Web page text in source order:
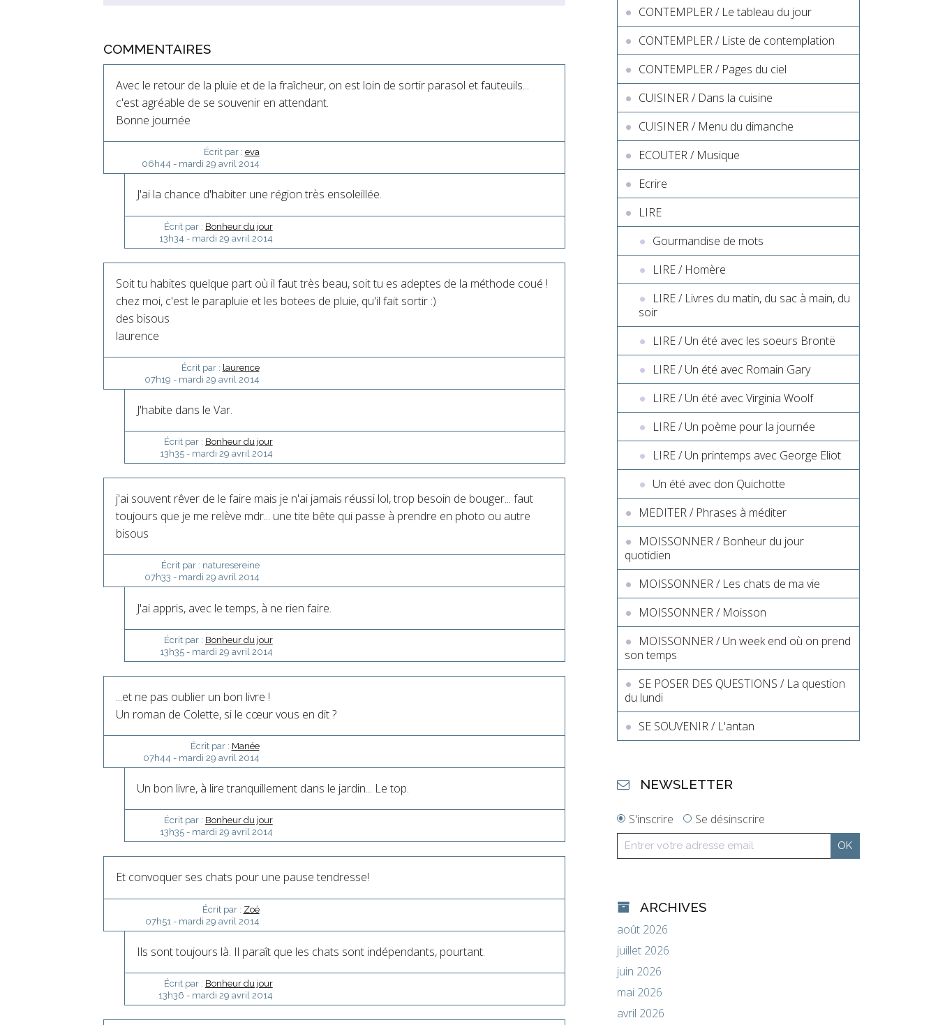
COMMENTAIRES
Avec le retour de la pluie et de la fraîcheur, on est loin de sortir parasol et fauteuils...
c'est agréable de se souvenir en attendant.
Bonne journée
Écrit par : eva
06h44 - mardi 29 avril 2014
J'ai la chance d'habiter une région très ensoleillée.
Écrit par : Bonheur du jour
13h34 - mardi 29 avril 2014
Soit tu habites quelque part où il faut très beau, soit tu es adeptes de la méthode coué !
chez moi, c'est le parapluie et les botees de pluie, qu'il fait sortir :)
des bisous
laurence
Écrit par : laurence
07h19 - mardi 29 avril 2014
J'habite dans le Var.
Écrit par : Bonheur du jour
13h35- mardi 29 avril 2014
j'ai souvent rêver de le faire mais je n'ai jamais réussi lol, trop besoin de bouger... faut
toujours que je me relève mdr... une tite bête qui passe à prendre en photo ou autre
bisous
Écrit par : naturesereine
07h33 - mardi 29 avril 2014
J'ai appris, avec le temps, à ne rien faire.
Écrit par : Bonheur du jour
13h35- mardi 29 avril 2014
...et ne pas oublier un bon livre !
Un roman de Colette, si le cœur vous en dit ?
Écrit par : Manée
07h44 - mardi 29 avril 2014
Un bon livre, à lire tranquillement dans le jardin... Le top.
Écrit par : Bonheur du jour
13h35- mardi 29 avril 2014
Et convoquer ses chats pour une pause tendresse!
Écrit par : Zoé
07h51 - mardi 29 avril 2014
Ils sont toujours là. Il paraît que les chats sont indépendants, pourtant.
Écrit par : Bonheur du jour
13h36 - mardi 29 avril 2014
CONTEMPLER / Le tableau du jour
CONTEMPLER / Liste de contemplation
CONTEMPLER / Pages du ciel
CUISINER / Dans la cuisine
CUISINER / Menu du dimanche
ECOUTER / Musique
Ecrire
LIRE
Gourmandise de mots
LIRE / Homère
LIRE / Livres du matin, du sac à main, du
soir
LIRE / Un été avec les soeurs Brontë
LIRE / Un été avec Romain Gary
LIRE / Un été avec Virginia Woolf
LIRE / Un poème pour la journée
LIRE / Un printemps avec George Eliot
Un été avec don Quichotte
MEDITER / Phrases à méditer
MOISSONNER / Bonheur du jour
quotidien
MOISSONNER / Les chats de ma vie
MOISSONNER / Moisson
MOISSONNER / Un week end où on prend
son temps
SE POSER DES QUESTIONS / La question
du lundi
SE SOUVENIR / L'antan
NEWSLETTER
S'inscrire Se désinscrire
ARCHIVES
août 2026
juillet 2026
juin 2026
mai 2026
avril 2026